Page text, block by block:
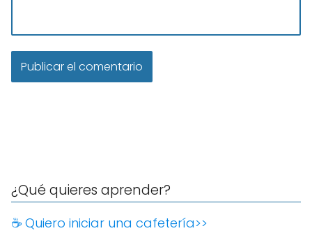
¿Qué quieres aprender?
☕️ Quiero iniciar una cafetería>>